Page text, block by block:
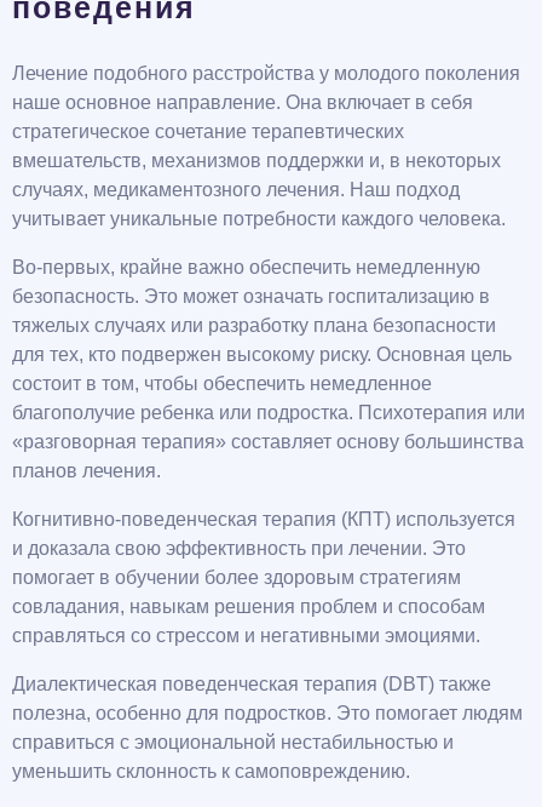
поведения
Лечение подобного расстройства у молодого поколения
наше основное направление. Она включает в себя
стратегическое сочетание терапевтических
вмешательств, механизмов поддержки и, в некоторых
случаях, медикаментозного лечения. Наш подход
учитывает уникальные потребности каждого человека.
Во-первых, крайне важно обеспечить немедленную
безопасность. Это может означать госпитализацию в
тяжелых случаях или разработку плана безопасности
для тех, кто подвержен высокому риску. Основная цель
состоит в том, чтобы обеспечить немедленное
благополучие ребенка или подростка. Психотерапия или
«разговорная терапия» составляет основу большинства
планов лечения.
Когнитивно-поведенческая терапия (КПТ) используется
и доказала свою эффективность при лечении. Это
помогает в обучении более здоровым стратегиям
совладания, навыкам решения проблем и способам
справляться со стрессом и негативными эмоциями.
Диалектическая поведенческая терапия (DBT) также
полезна, особенно для подростков. Это помогает людям
справиться с эмоциональной нестабильностью и
уменьшить склонность к самоповреждению.